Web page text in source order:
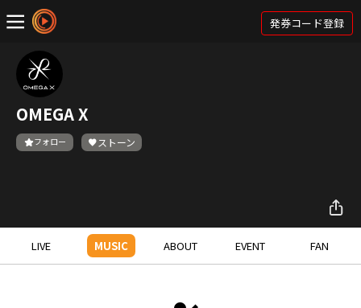
発券コード登録
OMEGA X
フォロー ストーン
LIVE MUSIC ABOUT EVENT FAN